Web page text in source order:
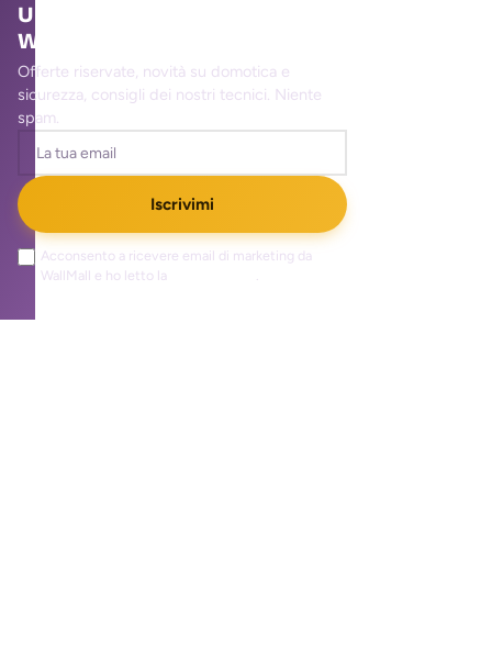
Unisciti alla community
WallMall
Offerte riservate, novità su domotica e
sicurezza, consigli dei nostri tecnici. Niente
spam.
Iscrivimi
Acconsento a ricevere email di marketing da
WallMall e ho letto la
.